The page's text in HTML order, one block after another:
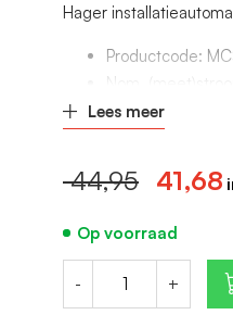
41,68
44,95
- +
Op voorraad
Hager
Productcode:
Nom.
Breedte in
Lees meer